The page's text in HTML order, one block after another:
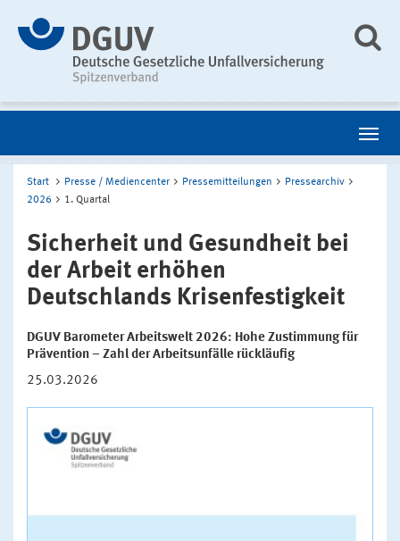
Start Presse / Mediencenter Pressemitteilungen
Pressearchiv
2026
1. Quartal
Sicherheit und Gesundheit bei
der Arbeit erhöhen
Deutschlands Krisenfestigkeit
DGUV Barometer Arbeitswelt 2026: Hohe Zustimmung für
Prävention – Zahl der Arbeitsunfälle rückläufig
25.03.2026